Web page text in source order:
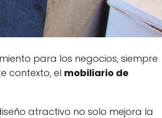
para los negocios, siempre
contexto, el mobiliario de
atractivo no solo mejora la